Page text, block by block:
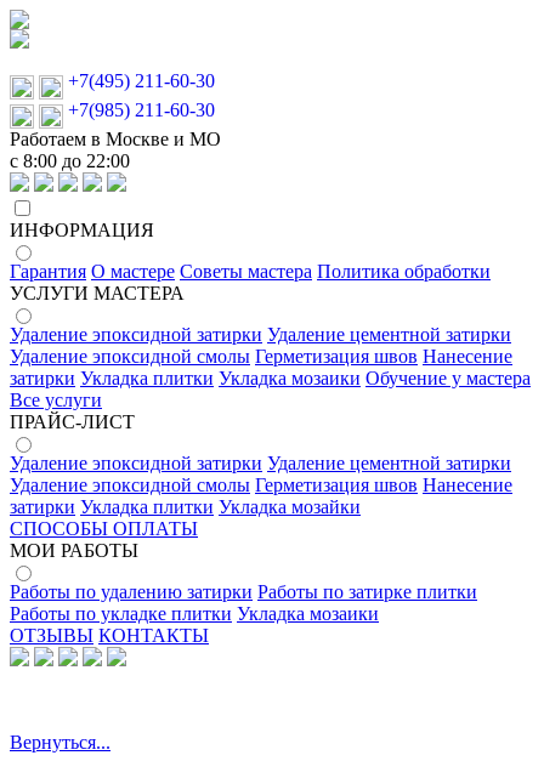
+7(495) 211-60-30
+7(985) 211-60-30
Работаем в Москве и МО
с 8:00 до 22:00
ИНФОРМАЦИЯ
Гарантия О мастере Советы мастера Политика обработки
УСЛУГИ МАСТЕРА
Удаление эпоксидной затирки Удаление цементной затирки
Удаление эпоксидной смолы Герметизация швов Нанесение
затирки Укладка плитки Укладка мозаики Обучение у мастера
Все услуги
ПРАЙС-ЛИСТ
Удаление эпоксидной затирки Удаление цементной затирки
Удаление эпоксидной смолы Герметизация швов Нанесение
затирки Укладка плитки Укладка мозайки
СПОСОБЫ ОПЛАТЫ
МОИ РАБОТЫ
Работы по удалению затирки Работы по затирке плитки
Работы по укладке плитки Укладка мозаики
ОТЗЫВЫ КОНТАКТЫ
Вернуться...